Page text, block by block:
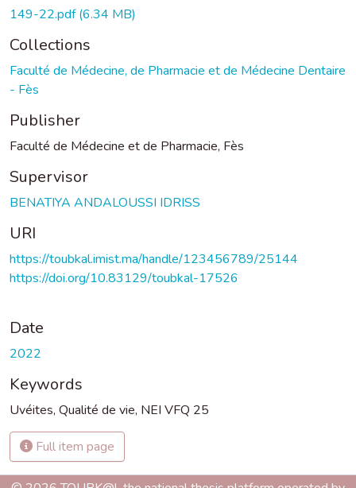
149-22.pdf(6.34 MB)
Collections
Faculté de Médecine, de Pharmacie et de Médecine Dentaire
- Fès
Publisher
Faculté de Médecine et de Pharmacie, Fès
Supervisor
BENATIYA ANDALOUSSI IDRISS
URI
https://toubkal.imist.ma/handle/123456789/25144
https://doi.org/10.83129/toubkal-17526
Date
2022
Keywords
Uvéites, Qualité de vie, NEI VFQ 25
Full item page